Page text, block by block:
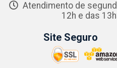
Atendimento de
12h e das
Site Seguro